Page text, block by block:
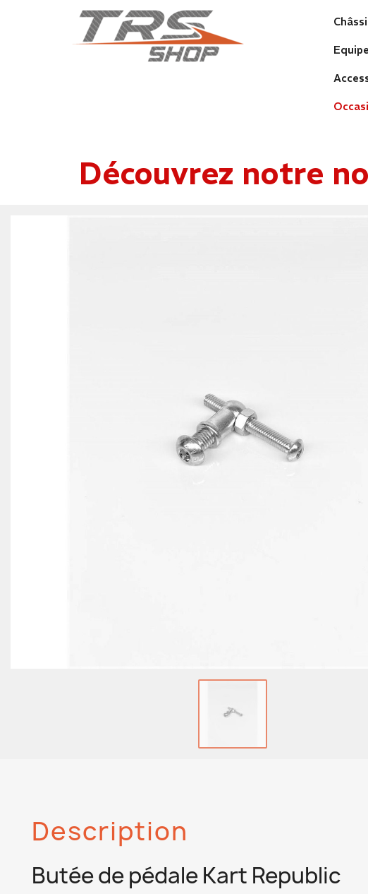
Découvrez notre
Description
Butée de pédale Kart Republic